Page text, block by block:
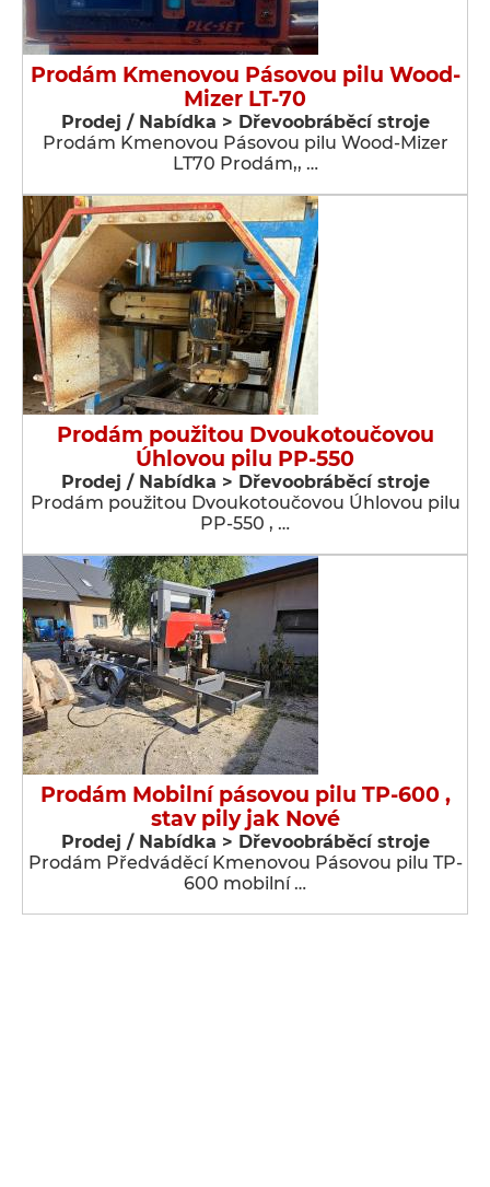
Prodám Kmenovou Pásovou pilu Wood-
Mizer LT-70
Prodej / Nabídka > Dřevoobráběcí stroje
Prodám Kmenovou Pásovou pilu Wood-Mizer
LT70 Prodám,, …
Prodám použitou Dvoukotoučovou
Úhlovou pilu PP-550
Prodej / Nabídka > Dřevoobráběcí stroje
Prodám použitou Dvoukotoučovou Úhlovou pilu
PP-550 , …
Prodám Mobilní pásovou pilu TP-600 ,
stav pily jak Nové
Prodej / Nabídka > Dřevoobráběcí stroje
Prodám Předváděcí Kmenovou Pásovou pilu TP-
600 mobilní …